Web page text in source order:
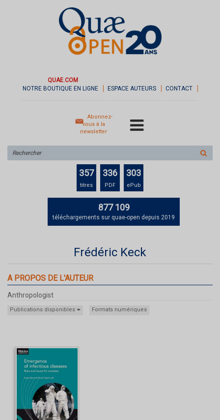
QUAE.COM
NOTRE BOUTIQUE EN LIGNE
ESPACE AUTEURS CONTACT
Abonnez-
vous à la
newsletter
sur
le
357
titres
336
PDF
303
ePub
877 109
téléchargements sur quae-open depuis 2019
Frédéric Keck
A PROPOS DE L'AUTEUR
Anthropologist
Publications disponibles Formats numériques